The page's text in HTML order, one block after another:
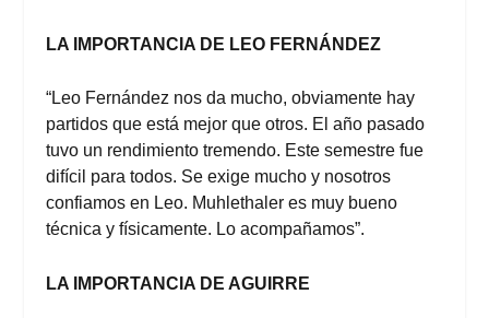
LA IMPORTANCIA DE LEO FERNÁNDEZ
“Leo Fernández nos da mucho, obviamente hay
partidos que está mejor que otros. El año pasado
tuvo un rendimiento tremendo. Este semestre fue
difícil para todos. Se exige mucho y nosotros
confiamos en Leo. Muhlethaler es muy bueno
técnica y físicamente. Lo acompañamos”.
LA IMPORTANCIA DE AGUIRRE